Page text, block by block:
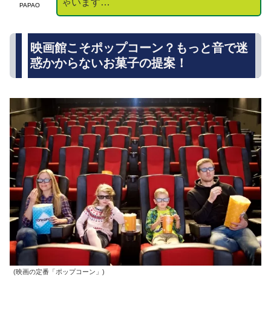
PAPAO
映画館こそポップコーン？もっと音で迷
惑かからないお菓子の提案！
(映画の定番「ポップコーン」)